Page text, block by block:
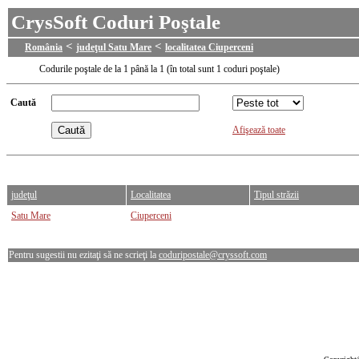
CrysSoft Coduri Poştale
România < judeţul Satu Mare < localitatea Ciuperceni
Codurile poştale de la 1 până la 1 (în total sunt 1 coduri poştale)
Caută
Afişează toate
judeţul Localitatea
Tipul străzii
Satu Mare
Ciuperceni
Pentru sugestii nu ezitaţi să ne scrieţi la coduripostale@cryssoft.com